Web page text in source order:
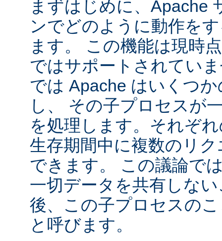
まずはじめに、Apache
ンでどのように動作を
ます。 この機能は現時
ではサポートされてい
では Apache はいくつ
し、 その子プロセスが
を処理します。それぞ
生存期間中に複数のリ
できます。 この議論で
一切データを共有しな
後、この子プロセスの
と呼びます。